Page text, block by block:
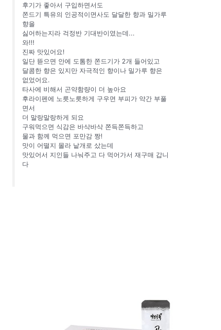
후기가 좋아서 구입하면서도
쫀드기 특유의 인공적이면사도 달달한 향과 밀가루
향을
싫어하는지라 걱정반 기대반이였는데...
와!!!
진짜 맛있어요!
일단 뜯으면 안에 도톰한 쫀드기가 2개 들어있고
달콤한 향은 있지만 자극적인 향이나 밀가루 향은
없었어요.
타사에 비해서 곤약함량이 더 높아요
후라이펜에 노릇노릇하게 구우면 부피가 약간 부풀
면서
더 말랑말랑하게 되요
구워먹으면 식감은 바삭바삭 쫀득쫀득하고
물과 함께 먹으면 포만감 짱!
맛이 어떨지 몰라 낱개로 샀는데
맛있어서 지인들 나눠주고 다 먹어가서 재구매 갑니
다